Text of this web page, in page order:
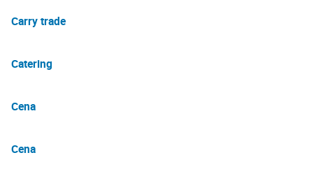
Carry trade
Catering
Cena
Cena